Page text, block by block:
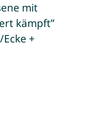
mit
kämpft”
+